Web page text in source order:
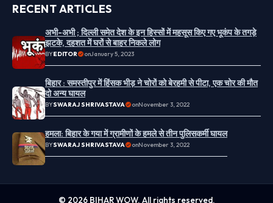
RECENT ARTICLES
अभी-अभी ; दिल्ली समेत देश के इन हिस्सों में महसूस किए गए भूकंप के तगड़े
झटके, दहशत में घरों से बाहर निकले लोग
BYEDITOR onJanuary 5, 2023
बिहार : समस्तीपुर में हिंसक भीड़ ने चोरों को बेरहमी से पीटा, एक चोर की मौत
दो अन्य घायल
BYSWARAJ SHRIVASTAVA onNovember 3, 2022
हमला: बिहार के गया में ग्रामीणों के हमले से तीन पुलिसकर्मी घायल
BYSWARAJ SHRIVASTAVA onNovember 3, 2022
© 2026 BIHAR WOW. All rights reserved.